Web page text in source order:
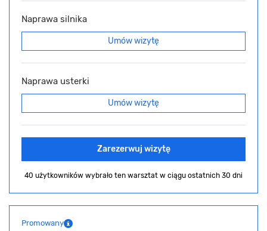
Naprawa silnika
Umów wizytę
Naprawa usterki
Umów wizytę
Zarezerwuj wizytę
40 użytkowników wybrało ten warsztat w ciągu ostatnich 30 dni
Promowany